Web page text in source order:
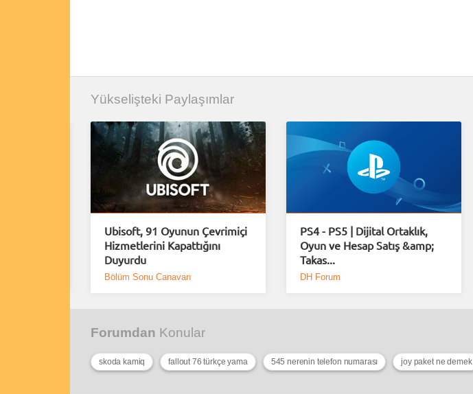
Yükselişteki Paylaşımlar
Ubisoft, 91 Oyunun Çevrimiçi
Hizmetlerini Kapattığını
Duyurdu
Bölüm Sonu Canavarı
PS4 - PS5 | Dijital Ortaklık,
Oyun ve Hesap Satış &amp;
Takas...
DH Forum
Forumdan Konular
skoda kamiq fallout 76 türkçe yama 545 nerenin telefon numarası joy paket ne demek